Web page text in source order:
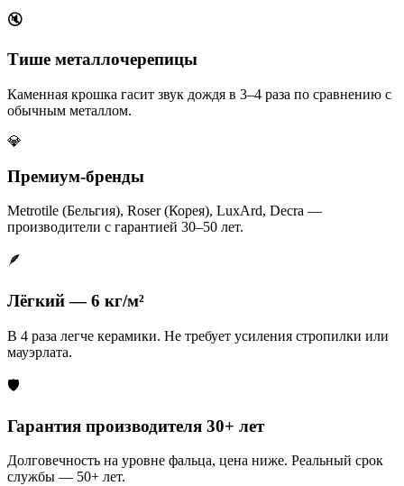
🔇
Тише металлочерепицы
Каменная крошка гасит звук дождя в 3–4 раза по сравнению с
обычным металлом.
💎
Премиум-бренды
Metrotile (Бельгия), Roser (Корея), LuxArd, Decra —
производители с гарантией 30–50 лет.
🪶
Лёгкий — 6 кг/м²
В 4 раза легче керамики. Не требует усиления стропилки или
мауэрлата.
🛡️
Гарантия производителя 30+ лет
Долговечность на уровне фальца, цена ниже. Реальный срок
службы — 50+ лет.